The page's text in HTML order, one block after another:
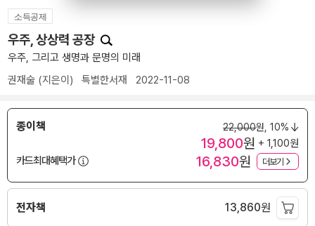
소득공제
우주, 상상력 공장
우주, 그리고 생명과 문명의 미래
권재술 (지은이) 특별한서재 2022-11-08
종이책 22,000원, 10%
19,800원 + 1,100원
카드최대혜택가
16,830원 더보기
전자책 13,860원